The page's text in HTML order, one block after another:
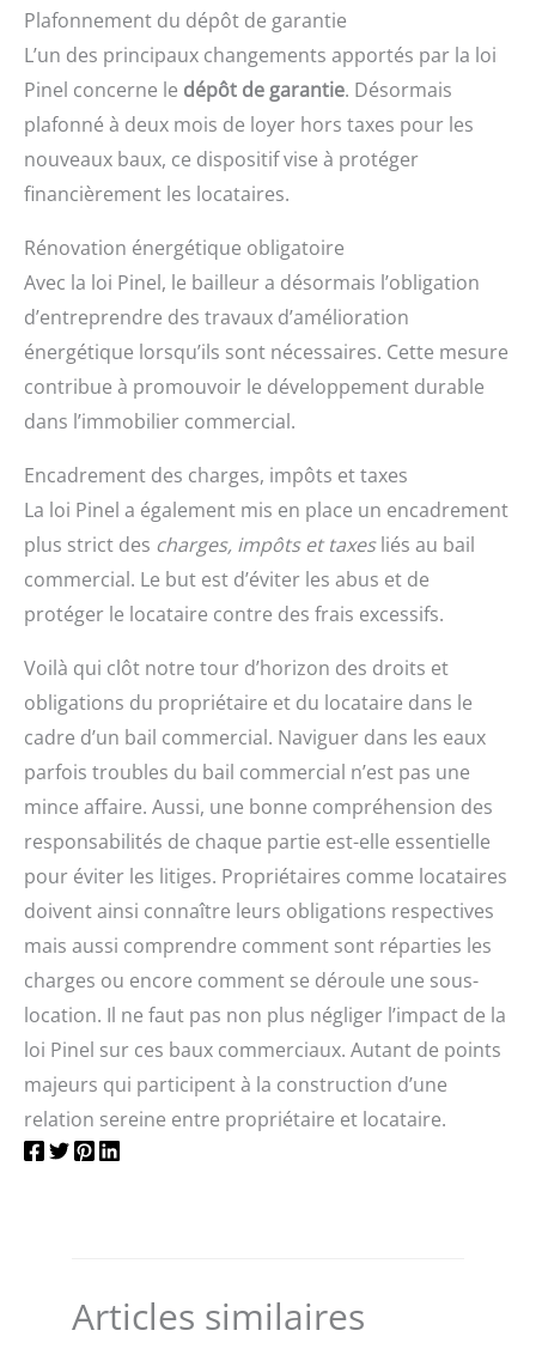
Plafonnement du dépôt de garantie
L’un des principaux changements apportés par la loi
Pinel concerne le dépôt de garantie. Désormais
plafonné à deux mois de loyer hors taxes pour les
nouveaux baux, ce dispositif vise à protéger
financièrement les locataires.
Rénovation énergétique obligatoire
Avec la loi Pinel, le bailleur a désormais l’obligation
d’entreprendre des travaux d’amélioration
énergétique lorsqu’ils sont nécessaires. Cette mesure
contribue à promouvoir le développement durable
dans l’immobilier commercial.
Encadrement des charges, impôts et taxes
La loi Pinel a également mis en place un encadrement
plus strict des charges, impôts et taxesliés au bail
commercial. Le but est d’éviter les abus et de
protéger le locataire contre des frais excessifs.
Voilà qui clôt notre tour d’horizon des droits et
obligations du propriétaire et du locataire dans le
cadre d’un bail commercial. Naviguer dans les eaux
parfois troubles du bail commercial n’est pas une
mince affaire. Aussi, une bonne compréhension des
responsabilités de chaque partie est-elle essentielle
pour éviter les litiges. Propriétaires comme locataires
doivent ainsi connaître leurs obligations respectives
mais aussi comprendre comment sont réparties les
charges ou encore comment se déroule une sous-
location. Il ne faut pas non plus négliger l’impact de la
loi Pinel sur ces baux commerciaux. Autant de points
majeurs qui participent à la construction d’une
relation sereine entre propriétaire et locataire.
Articles similaires